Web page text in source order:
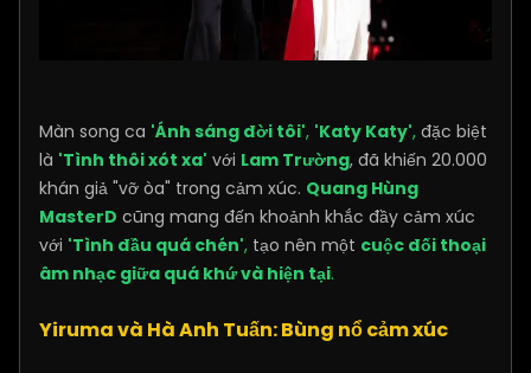
Màn song ca 'Ánh sáng đời tôi', 'Katy Katy', đặc biệt
là 'Tình thôi xót xa' với Lam Trường, đã khiến 20.000
khán giả "vỡ òa" trong cảm xúc. Quang Hùng
MasterD cũng mang đến khoảnh khắc đầy cảm xúc
với 'Tình đầu quá chén', tạo nên một cuộc đối thoại
âm nhạc giữa quá khứ và hiện tại.
Yiruma và Hà Anh Tuấn: Bùng nổ cảm xúc